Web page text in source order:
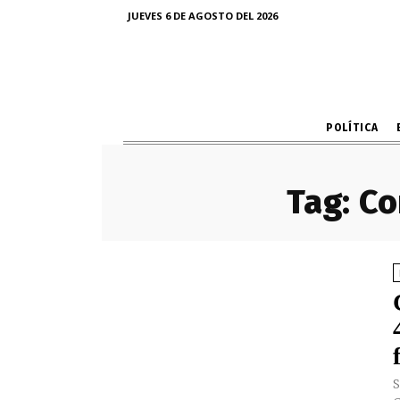
JUEVES 6 DE AGOSTO DEL 2026
POLÍTICA
Tag: